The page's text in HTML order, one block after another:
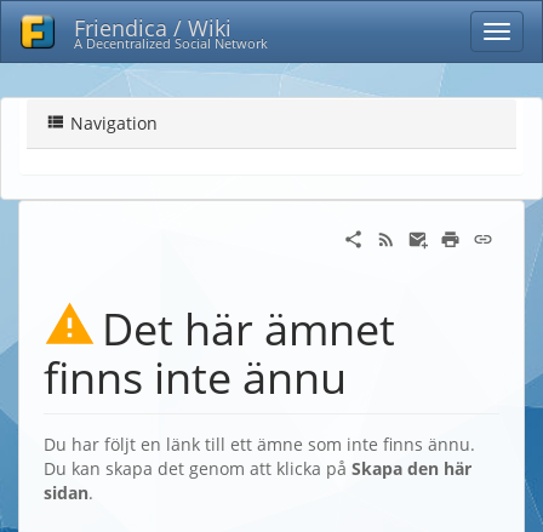
Friendica / Wiki
A Decentralized Social Network
Navigation
Det här ämnet
finns inte ännu
Du har följt en länk till ett ämne som inte finns ännu.
Du kan skapa det genom att klicka på Skapa den här
sidan.